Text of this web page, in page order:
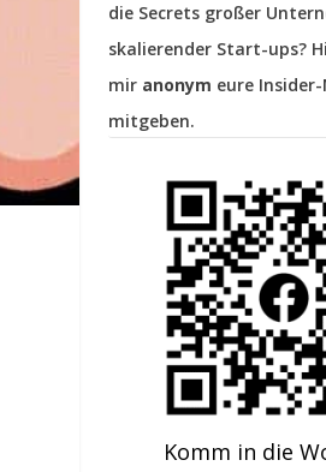
die Secrets großer
skalierender Start-ups?
mir anonym eure Insider-
mitgeben.
Komm in die